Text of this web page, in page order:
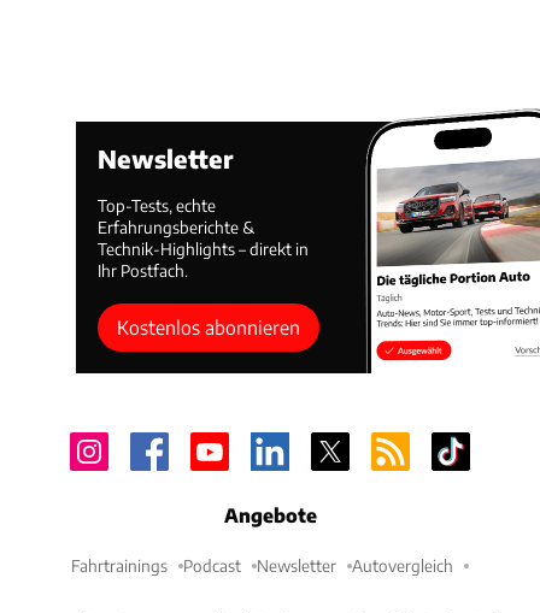
Newsletter
Top-Tests, echte
Erfahrungsberichte &
Technik-Highlights – direkt in
Ihr Postfach.
Kostenlos abonnieren
Angebote
Fahrtrainings Podcast Newsletter Autovergleich